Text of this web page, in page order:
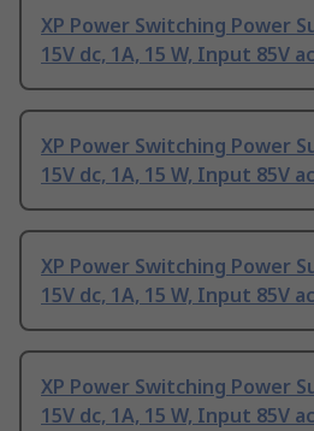
XP Power Switching Power
15V dc, 1A, 15 W, Input 85V
XP Power Switching Power
15V dc, 1A, 15 W, Input 85V
XP Power Switching Power
15V dc, 1A, 15 W, Input 85V
XP Power Switching Power
15V dc, 1A, 15 W, Input 85V